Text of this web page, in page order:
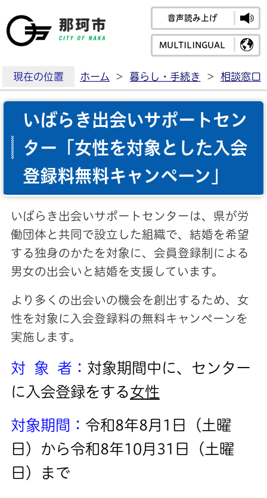
那珂市公式ホームペ
音声読み上げ
MULTILINGUAL
現在の位置 ホーム > 暮らし・手続き > 相談窓口
いばらき出会いサポートセン
ター「女性を対象とした入会
登録料無料キャンペーン」
いばらき出会いサポートセンターは、県が労
働団体と共同で設立した組織で、結婚を希望
する独身のかたを対象に、会員登録制による
男女の出会いと結婚を支援しています。
より多くの出会いの機会を創出するため、女
性を対象に入会登録料の無料キャンペーンを
実施します。
対 象 者： 対象期間中に、センター
に入会登録をする女性
対象期間： 令和8年8月1日（土曜
日）から令和8年10月31日（土曜
日）まで